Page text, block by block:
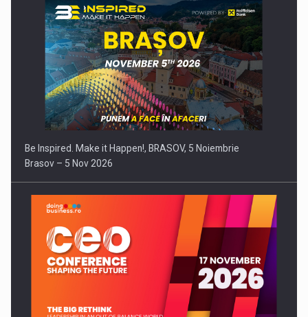
Be Inspired. Make it Happen!, BRASOV, 5 Noiembrie
Brasov – 5 Nov 2026